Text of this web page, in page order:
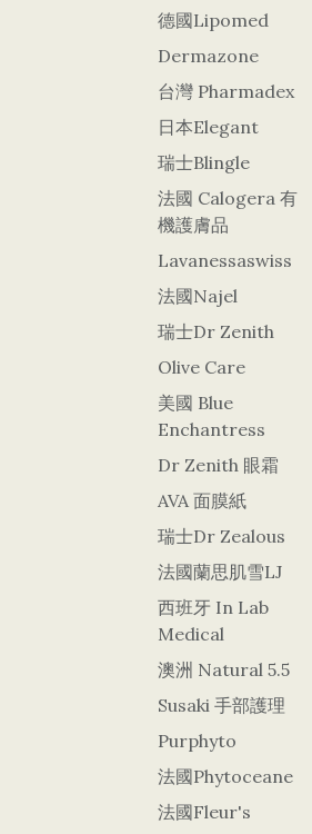
德國lipomed
Dermazone
台灣 Pharmadex
日本Elegant
瑞士Blingle
法國 Calogera 有
機護膚品
Lavanessaswiss
法國Najel
瑞士Dr Zenith
Olive Care
美國 Blue
Enchantress
Dr Zenith 眼霜
AVA 面膜紙
瑞士Dr Zealous
法國蘭思肌雪LJ
西班牙 In Lab
Medical
澳洲 Natural 5.5
Susaki 手部護理
Purphyto
法國Phytoceane
法國Fleur's